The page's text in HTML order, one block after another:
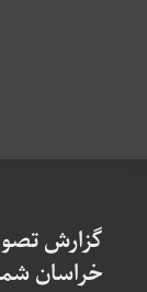
گزارش
خراسان